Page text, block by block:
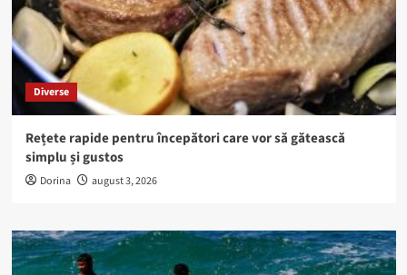
Diverse
Rețete rapide pentru începători care vor să gătească
simplu și gustos
Dorina august 3, 2026